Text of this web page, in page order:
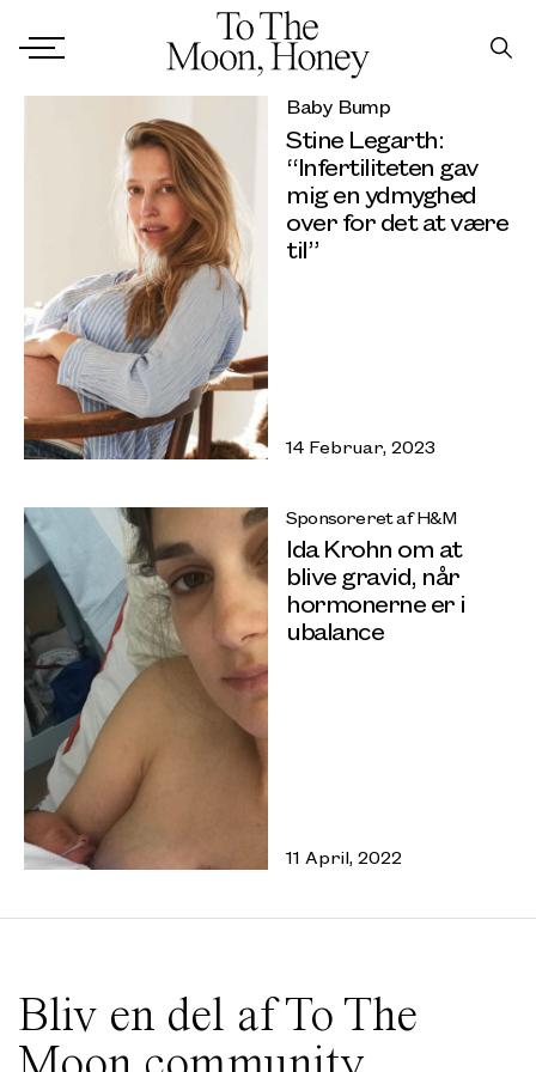
Baby Bump
Stine Legarth:
“Infertiliteten gav
mig en ydmyghed
over for det at være
til”
14 Februar, 2023
Sponsoreret af H&M
Ida Krohn om at
blive gravid, når
hormonerne er i
ubalance
11 April, 2022
Bliv en del af To The